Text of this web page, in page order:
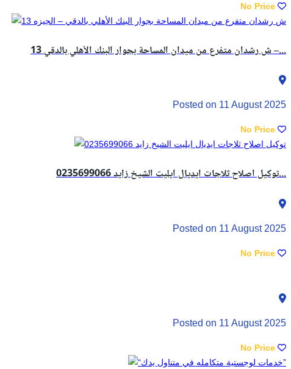
No Price
13 ش رشدان متفرع من ميدان المساحة بجوار البنك الأهلي بالدقي –...
Posted on 11 August 2025
No Price
توكيل اصلاح ثلاجات ايديال ايليت الشيخ زايد 0235699066...
Posted on 11 August 2025
No Price
Posted on 11 August 2025
No Price